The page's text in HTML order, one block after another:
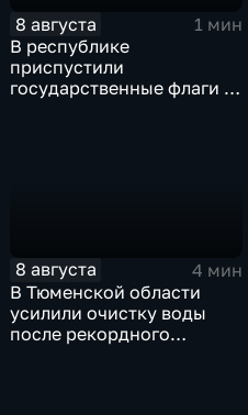
8 августа
1 мин
В республике
приспустили
государственные флаги и
8 августа
4 мин
В Тюменской области
усилили очистку воды
после рекордного